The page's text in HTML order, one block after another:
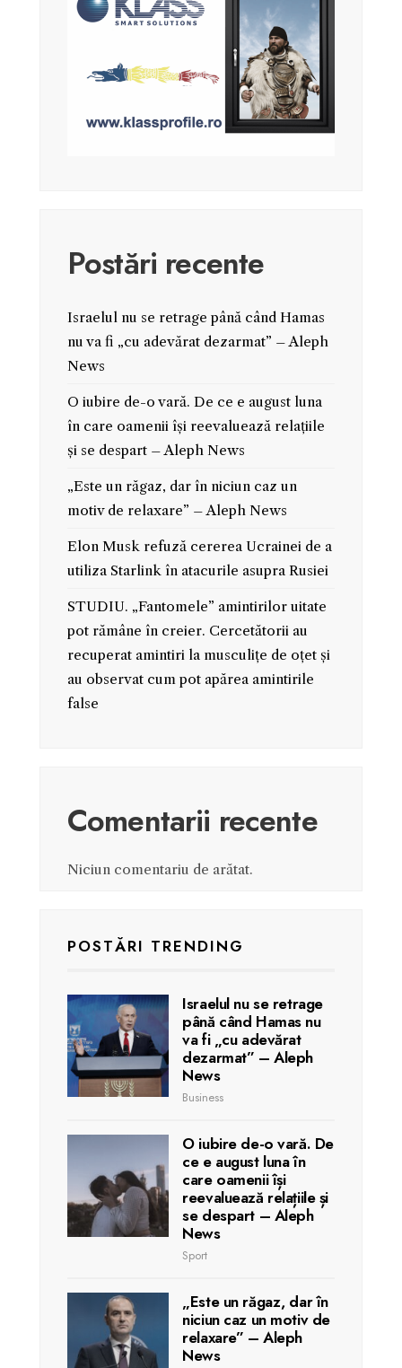
Postări recente
Israelul nu se retrage până când Hamas
nu va fi „cu adevărat dezarmat” – Aleph
News
O iubire de-o vară. De ce e august luna
în care oamenii își reevaluează relațiile
și se despart – Aleph News
„Este un răgaz, dar în niciun caz un
motiv de relaxare” – Aleph News
Elon Musk refuză cererea Ucrainei de a
utiliza Starlink în atacurile asupra Rusiei
STUDIU. „Fantomele” amintirilor uitate
pot rămâne în creier. Cercetătorii au
recuperat amintiri la musculițe de oțet și
au observat cum pot apărea amintirile
false
Comentarii recente
Niciun comentariu de arătat.
POSTĂRI TRENDING
Israelul nu se retrage
până când Hamas nu
va fi „cu adevărat
dezarmat” – Aleph
News
Business
O iubire de-o vară. De
ce e august luna în
care oamenii își
reevaluează relațiile și
se despart – Aleph
News
Sport
„Este un răgaz, dar în
niciun caz un motiv de
relaxare” – Aleph
News